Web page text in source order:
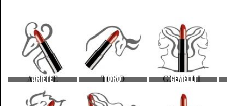
ARIETE TORO GEMELLI